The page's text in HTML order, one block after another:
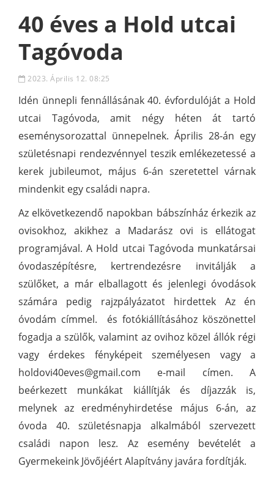
40 éves a Hold utcai
Tagóvoda
2023. Április 12. 08:25
Idén ünnepli fennállásának 40. évfordulóját a Hold
utcai Tagóvoda, amit négy héten át tartó
eseménysorozattal ünnepelnek. Április 28-án egy
születésnapi rendezvénnyel teszik emlékezetessé a
kerek jubileumot, május 6-án szeretettel várnak
mindenkit egy családi napra.
Az elkövetkezendő napokban bábszínház érkezik az
ovisokhoz, akikhez a Madarász ovi is ellátogat
programjával. A Hold utcai Tagóvoda munkatársai
óvodaszépítésre, kertrendezésre invitálják a
szülőket, a már elballagott és jelenlegi óvodások
számára pedig rajzpályázatot hirdettek Az én
óvodám címmel. és fotókiállításához köszönettel
fogadja a szülők, valamint az ovihoz közel állók régi
vagy érdekes fényképeit személyesen vagy a
holdovi40eves@gmail.com e-mail címen. A
beérkezett munkákat kiállítják és díjazzák is,
melynek az eredményhirdetése május 6-án, az
óvoda 40. születésnapja alkalmából szervezett
családi napon lesz. Az esemény bevételét a
Gyermekeink Jövőjéért Alapítvány javára fordítják.